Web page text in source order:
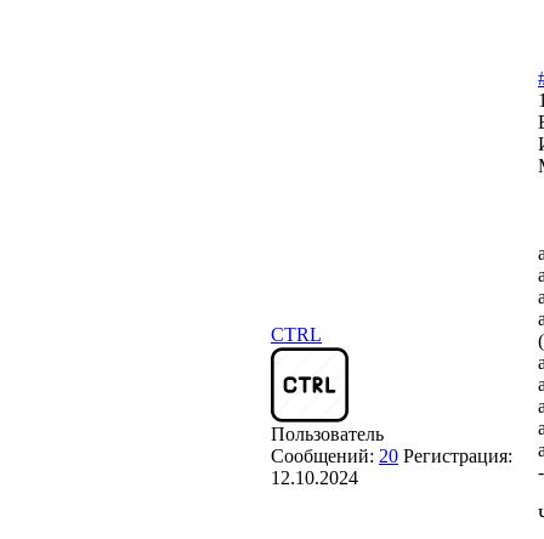
CTRL
Пользователь
Сообщений: 20 Регистрация:
12.10.2024